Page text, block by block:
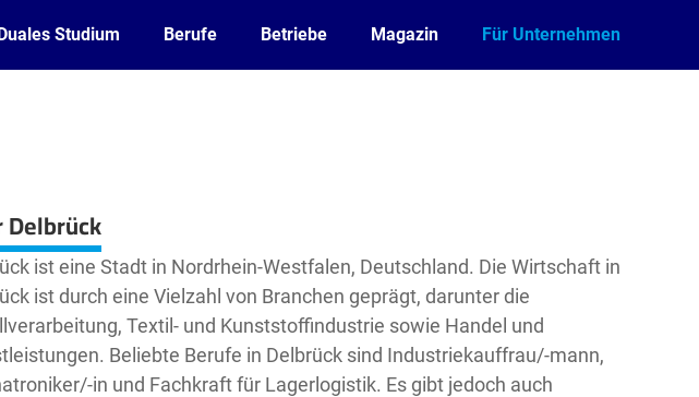
Studium Berufe Betriebe Magazin Für Unternehmen
Delbrück
ist eine Stadt in Nordrhein-Westfalen, Deutschland. Die Wirtschaft in
ist durch eine Vielzahl von Branchen geprägt, darunter die
Textil- und Kunststoffindustrie sowie Handel und
Beliebte Berufe in Delbrück sind Industriekauffrau/-mann,
in und Fachkraft für Lagerlogistik. Es gibt jedoch auch